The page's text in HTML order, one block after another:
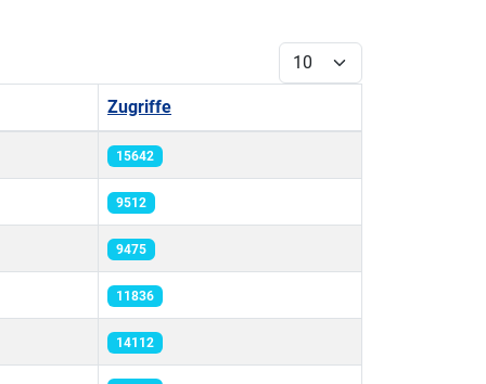
Anzeige #
Zugriffe
15642
9512
9475
11836
14112